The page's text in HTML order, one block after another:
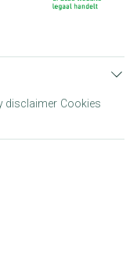
disclaimer Cookies